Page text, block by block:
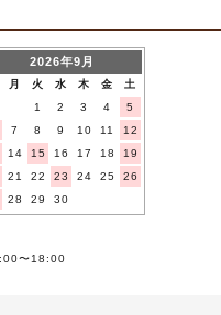
2026年9月
月 火 水 木 金
土
1
2 3 4
5
7 8 9 10 11
12
14 15 16 17 18
19
21 22 23 24 25
26
28 29 30
〜18:00